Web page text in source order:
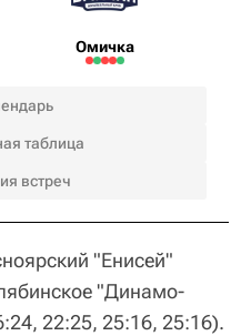
Омичка
таблица
встреч
"Енисей"
"Динамо-
22:25, 25:16, 25:16).